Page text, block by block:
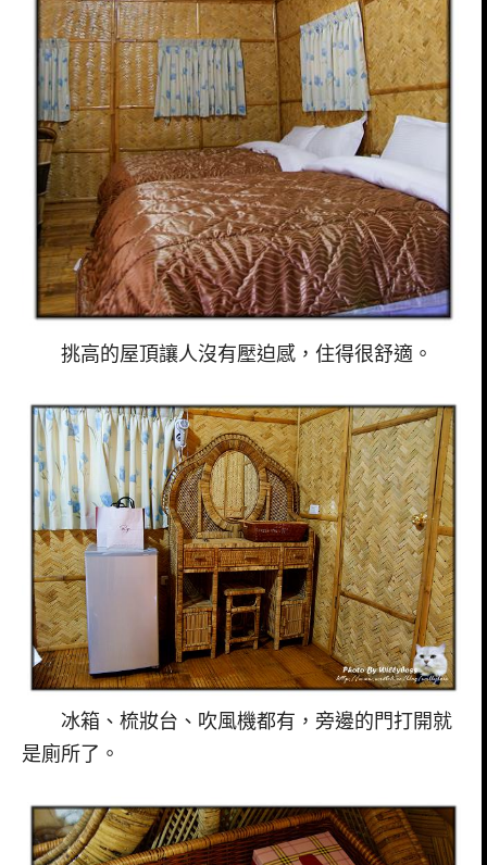
挑高的屋頂讓人沒有壓迫感，住得很舒適。
冰箱、梳妝台、吹風機都有，旁邊的門打開就
是廁所了。